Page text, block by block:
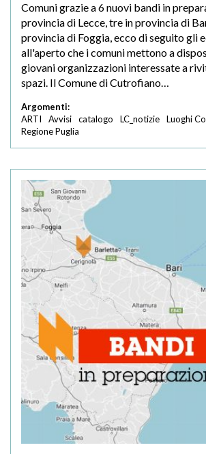
Comuni grazie a 6 nuovi bandi in
provincia di Lecce, tre in provincia di
provincia di Foggia, ecco di seguito gli
all'aperto che i comuni mettono a
giovani organizzazioni interessate a
spazi. Il Comune di Cutrofiano…
Argomenti:
ARTI
Avvisi catalogo LC_notizie Luoghi
Regione Puglia